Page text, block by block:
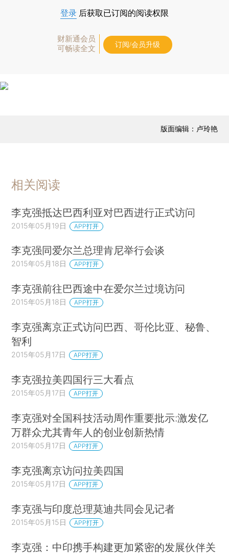
登录 后获取已订阅的阅读权限
财新通会员
可畅读全文
订阅/会员升级
版面编辑：卢玲艳
相关阅读
李克强抵达巴西利亚对巴西进行正式访问
2015年05月19日 APP打开
李克强同爱尔兰总理肯尼举行会谈
2015年05月18日 APP打开
李克强前往巴西途中在爱尔兰过境访问
2015年05月18日 APP打开
李克强离京正式访问巴西、哥伦比亚、秘鲁、
智利
2015年05月17日 APP打开
李克强拉美四国行三大看点
2015年05月17日 APP打开
李克强对全国科技活动周作重要批示:激发亿
万群众尤其青年人的创业创新热情
2015年05月17日 APP打开
李克强离京访问拉美四国
2015年05月17日 APP打开
李克强与印度总理莫迪共同会见记者
2015年05月15日 APP打开
李克强：中印携手构建更加紧密的发展伙伴关